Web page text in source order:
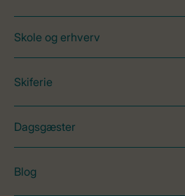
Skole og erhverv
Skiferie
Dagsgæster
Blog